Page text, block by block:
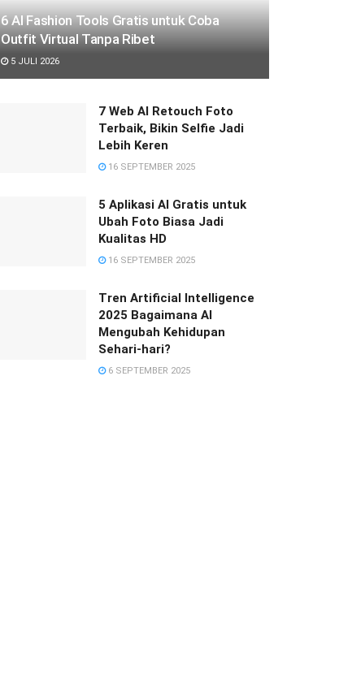
6 AI Fashion Tools Gratis untuk Coba
Outfit Virtual Tanpa Ribet
5 JULI 2026
7 Web AI Retouch Foto
Terbaik, Bikin Selfie Jadi
Lebih Keren
16 SEPTEMBER 2025
5 Aplikasi AI Gratis untuk
Ubah Foto Biasa Jadi
Kualitas HD
16 SEPTEMBER 2025
Tren Artificial Intelligence
2025 Bagaimana AI
Mengubah Kehidupan
Sehari-hari?
6 SEPTEMBER 2025